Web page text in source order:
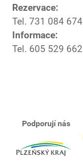
Rezervace:
Tel. 731 084 674
Informace:
Tel. 605 529 662
Podporují nás